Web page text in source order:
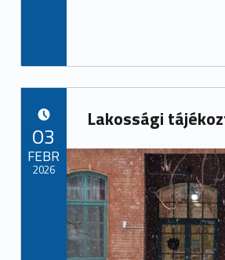
Lakossági
03
FEBR
2026